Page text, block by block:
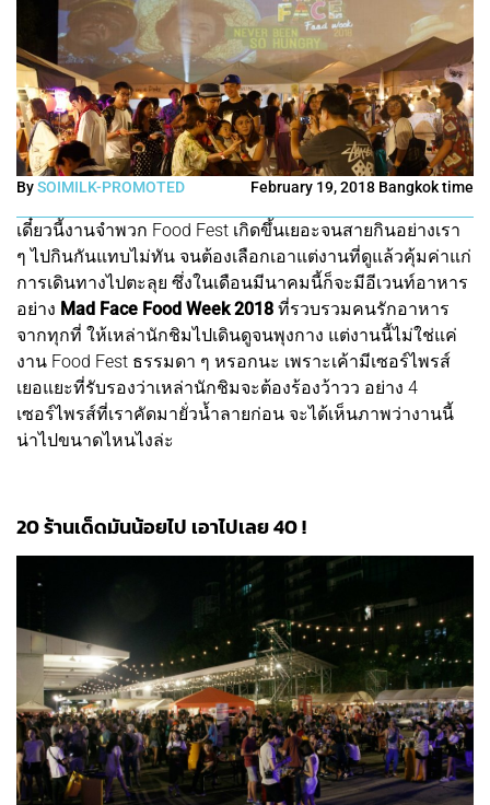
BySOIMILK-PROMOTED February 19, 2018 Bangkok time
เดี๋ยวนี้งานจำพวก Food Fest เกิดขึ้นเยอะจนสายกินอย่างเรา
ๆ ไปกินกันแทบไม่ทัน จนต้องเลือกเอาแต่งานที่ดูแล้วคุ้มค่าแก่
การเดินทางไปตะลุย ซึ่งในเดือนมีนาคมนี้ก็จะมีอีเวนท์อาหาร
อย่าง Mad Face Food Week 2018 ที่รวบรวมคนรักอาหาร
จากทุกที่ ให้เหล่านักชิมไปเดินดูจนพุงกาง แต่งานนี้ไม่ใช่แค่
งาน Food Fest ธรรมดา ๆ หรอกนะ เพราะเค้ามีเซอร์ไพรส์
เยอแยะที่รับรองว่าเหล่านักชิมจะต้องร้องว้าวว อย่าง 4
เซอร์ไพรส์ที่เราคัดมายั่วน้ำลายก่อน จะได้เห็นภาพว่างานนี้
น่าไปขนาดไหนไงล่ะ
20 ร้านเด็ดมันน้อยไป เอาไปเลย 40 !